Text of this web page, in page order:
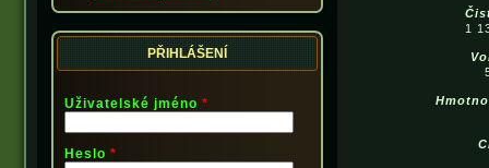
PŘIHLÁŠENÍ
Uživatelské jméno *
Heslo *
1